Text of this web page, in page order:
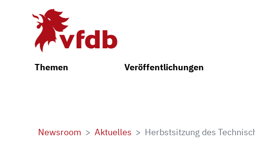
Themen Veröffentlichungen
Newsroom Aktuelles Herbstsitzung des